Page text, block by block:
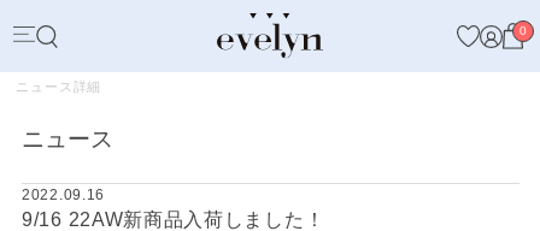
0
ニュース詳細
ニュース
2022.09.16
9/16 22AW新商品入荷しました！